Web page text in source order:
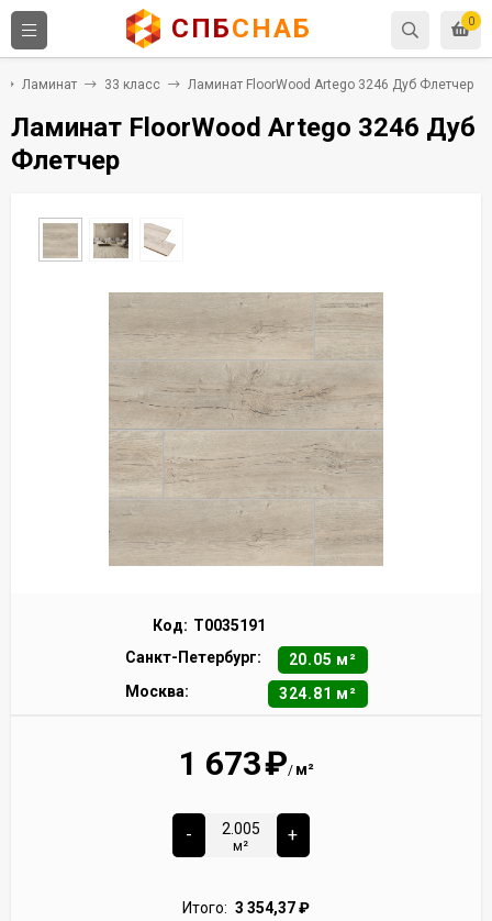
0
СПБСНАБ
Ламинат 33 класс Ламинат FloorWood Artego 3246 Дуб Флетчер
Ламинат FloorWood Artego 3246 Дуб
Флетчер
Код: Т0035191
Санкт-Петербург:
20.05 м²
Москва:
324.81 м²
1 673₽/ м²
-
м²
+
Итого: 3 354,37₽